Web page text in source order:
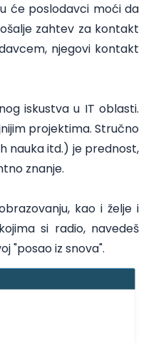
će poslodavci moći da
zahtev za kontakt
njegovi kontakt
iskustva u IT oblasti.
projektima. Stručno
nauka itd.) je prednost,
znanje.
kao i želje i
si radio, navedeš
"posao iz snova".